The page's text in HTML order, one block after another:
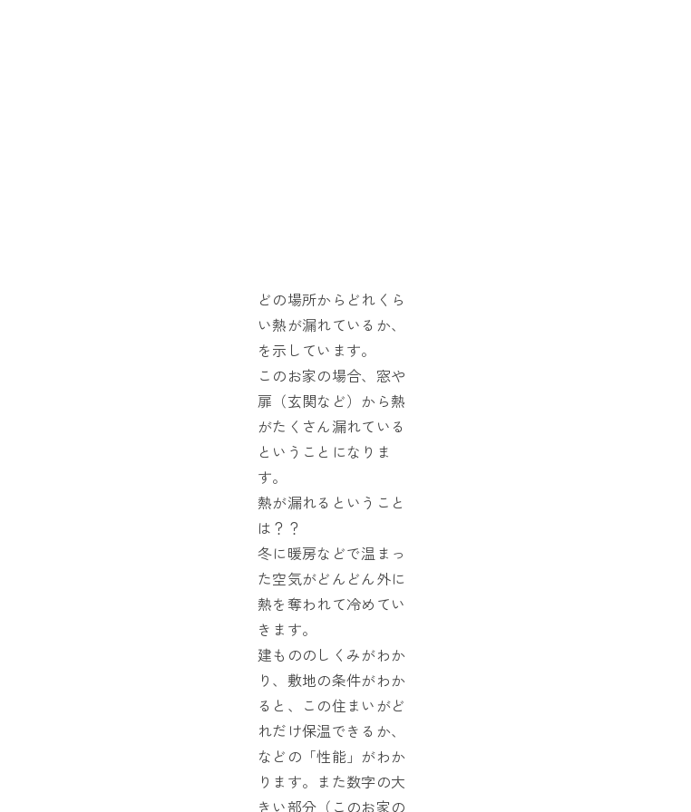
どの場所からどれくら
い熱が漏れているか、
を示しています。
このお家の場合、窓や
扉（玄関など）から熱
がたくさん漏れている
ということになりま
す。
熱が漏れるということ
は？？
冬に暖房などで温まっ
た空気がどんどん外に
熱を奪われて冷めてい
きます。
建もののしくみがわか
り、敷地の条件がわか
ると、この住まいがど
れだけ保温できるか、
などの「性能」がわか
ります。また数字の大
きい部分（このお家の